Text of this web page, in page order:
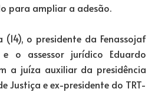
para ampliar a adesão.
o presidente da Fenassojaf
o assessor jurídico Eduardo
a juíza auxiliar da presidência
Justiça e ex-presidente do TRT-